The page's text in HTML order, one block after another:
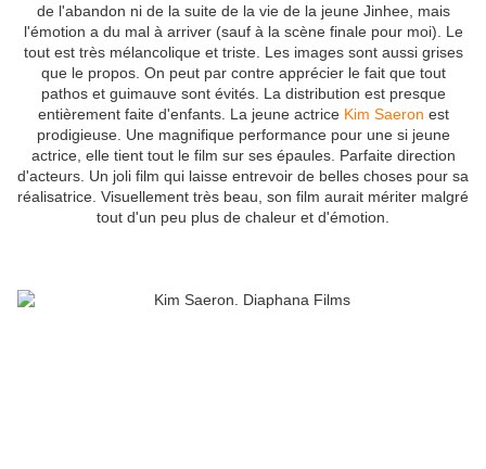
de l'abandon ni de la suite de la vie de la jeune Jinhee, mais
l'émotion a du mal à arriver (sauf à la scène finale pour moi). Le
tout est très mélancolique et triste. Les images sont aussi grises
que le propos. On peut par contre apprécier le fait que tout
pathos et guimauve sont évités. La distribution est presque
entièrement faite d'enfants. La jeune actrice Kim Saeron est
prodigieuse. Une magnifique performance pour une si jeune
actrice, elle tient tout le film sur ses épaules. Parfaite direction
d'acteurs. Un joli film qui laisse entrevoir de belles choses pour sa
réalisatrice. Visuellement très beau, son film aurait mériter malgré
tout d'un peu plus de chaleur et d'émotion.